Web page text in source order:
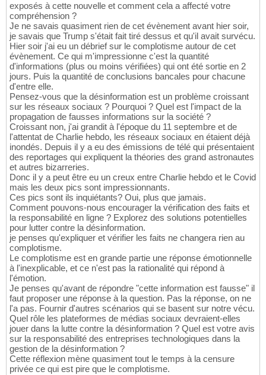
exposés à cette nouvelle et comment cela a affecté votre
compréhension ?
Je ne savais quasiment rien de cet évènement avant hier soir,
je savais que Trump s'était fait tiré dessus et qu'il avait survécu.
Hier soir j'ai eu un débrief sur le complotisme autour de cet
évènement. Ce qui m'impressionne c'est la quantité
d'informations (plus ou moins vérifiées) qui ont été sortie en 2
jours. Puis la quantité de conclusions bancales pour chacune
d'entre elle.
Pensez-vous que la désinformation est un problème croissant
sur les réseaux sociaux ? Pourquoi ? Quel est l'impact de la
propagation de fausses informations sur la société ?
Croissant non, j'ai grandit à l'époque du 11 septembre et de
l'attentat de Charlie hebdo, les réseaux sociaux en étaient déjà
inondés. Depuis il y a eu des émissions de télé qui présentaient
des reportages qui expliquent la théories des grand astronautes
et autres bizarreries.
Donc il y a peut être eu un creux entre Charlie hebdo et le Covid
mais les deux pics sont impressionnants.
Ces pics sont ils inquiétants? Oui, plus que jamais.
Comment pouvons-nous encourager la vérification des faits et
la responsabilité en ligne ? Explorez des solutions potentielles
pour lutter contre la désinformation.
je penses qu'expliquer et vérifier les faits ne changera rien au
complotisme.
Le complotisme est en grande partie une réponse émotionnelle
à l'inexplicable, et ce n'est pas la rationalité qui répond à
l'émotion.
Je penses qu'avant de répondre "cette information est fausse" il
faut proposer une réponse à la question. Pas la réponse, on ne
l'a pas. Fournir d'autres scénarios qui se basent sur notre vécu.
Quel rôle les plateformes de médias sociaux devraient-elles
jouer dans la lutte contre la désinformation ? Quel est votre avis
sur la responsabilité des entreprises technologiques dans la
gestion de la désinformation ?
Cette réflexion mène quasiment tout le temps à la censure
privée ce qui est pire que le complotisme.